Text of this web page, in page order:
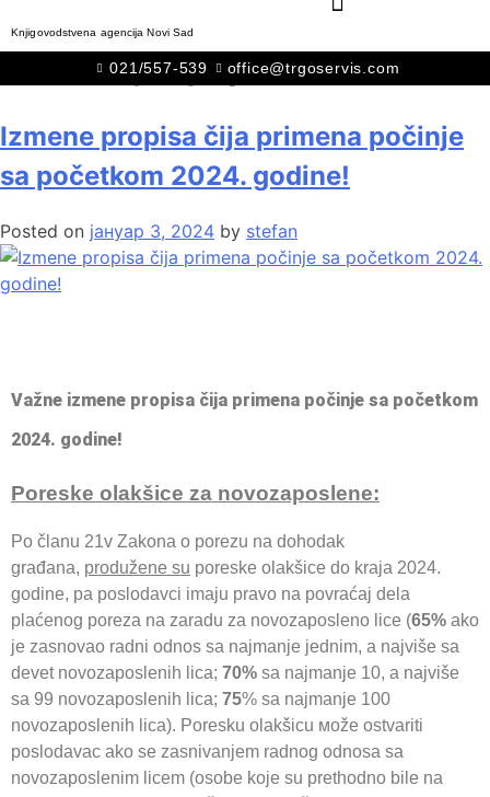
Knjigovodstvena agencija Novi Sad
021/557-539 office@trgoservis.com
Месец:јануар 2024.
Izmene propisa čija primena počinje
sa početkom 2024. godine!
Posted on јануар 3, 2024 by stefan
Važne izmene propisa čija primena počinje sa početkom
2024. godine!
Poreske olakšice za novozaposlene:
Po članu 21v Zakona o porezu na dohodak
građana, produžene su poreske olakšice do kraja 2024.
godine, pa poslodavci imaјu pravo na povraćaj dela
plaćenog poreza na zaradu za novozaposleno lice (65% ako
je zasnovao radni odnos sa najmanje jednim, a najviše sa
devet novozaposlenih lica; 70% sa najmanje 10, a najviše
sa 99 novozaposlenih lica; 75% sa najmanje 100
novozaposlenih lica). Poresku olakšicu мože ostvariti
poslodavac ako se zasnivanjem radnog odnosa sa
novozaposlenim licem (osobe koje su prethodno bile na